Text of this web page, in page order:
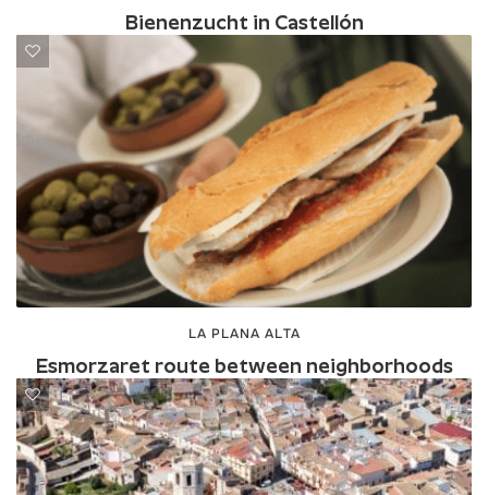
Bienenzucht in Castellón
LA PLANA ALTA
Esmorzaret route between neighborhoods